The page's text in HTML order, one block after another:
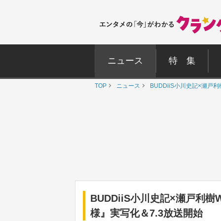
ニュース 特 集
TOP ニュース BUDDiiS小川史記×瀬戸
BUDDiiS小川史記×瀬戸利
様』実写化＆7.3放送開始